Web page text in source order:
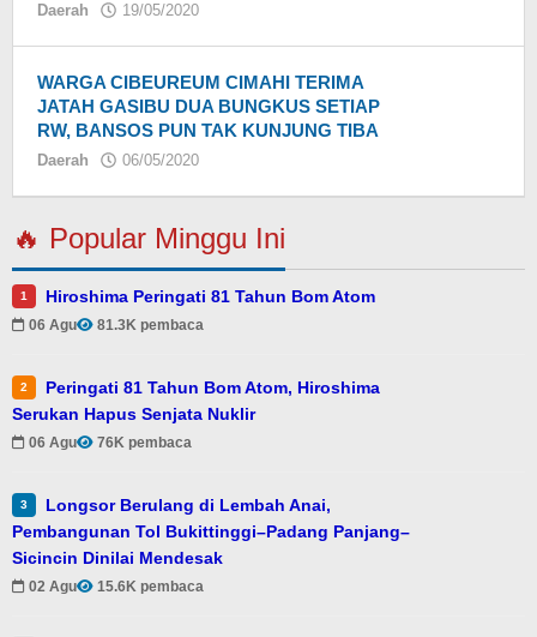
Daerah 19/05/2020
WARGA CIBEUREUM CIMAHI TERIMA
JATAH GASIBU DUA BUNGKUS SETIAP
RW, BANSOS PUN TAK KUNJUNG TIBA
Daerah 06/05/2020
🔥 Popular Minggu Ini
1 Hiroshima Peringati 81 Tahun Bom Atom
06 Agu 81.3K pembaca
2
Peringati 81 Tahun Bom Atom, Hiroshima
Serukan Hapus Senjata Nuklir
06 Agu 76K pembaca
3
Longsor Berulang di Lembah Anai,
Pembangunan Tol Bukittinggi–Padang Panjang–
Sicincin Dinilai Mendesak
02 Agu 15.6K pembaca